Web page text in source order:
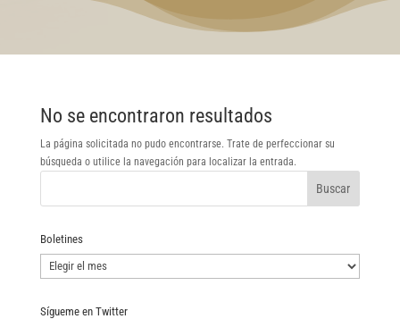
No se encontraron resultados
La página solicitada no pudo encontrarse. Trate de perfeccionar su
búsqueda o utilice la navegación para localizar la entrada.
Boletines
Boletines
Sígueme en Twitter